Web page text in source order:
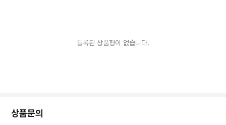
등록된 상품평이 없습니다.
상품문의